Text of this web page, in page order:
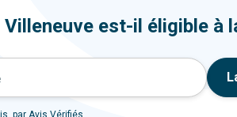
est-il éligible à